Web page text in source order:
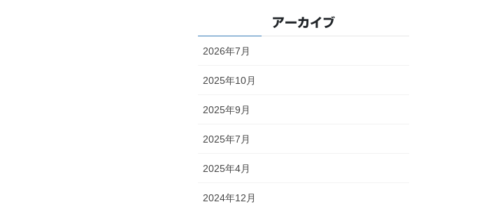
アーカイブ
2026年7月
2025年10月
2025年9月
2025年7月
2025年4月
2024年12月